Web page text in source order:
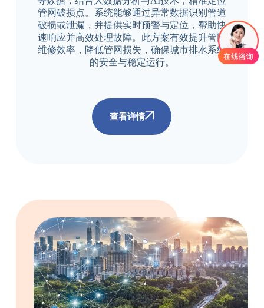
管网破损点。系统能够通过异常数据识别管道
破损或泄漏，并提供实时预警与定位，帮助快
速响应并高效处理故障。此方案有效提升管网
维修效率，降低管网损失，确保城市排水系统
的安全与稳定运行。
查看详情